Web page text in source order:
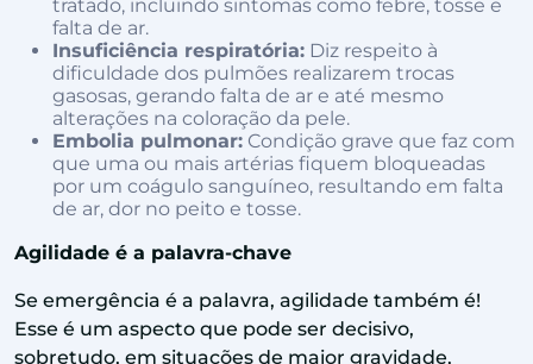
tratado, incluindo sintomas como febre, tosse e
falta de ar.
Insuficiência respiratória: Diz respeito à
dificuldade dos pulmões realizarem trocas
gasosas, gerando falta de ar e até mesmo
alterações na coloração da pele.
Embolia pulmonar: Condição grave que faz com
que uma ou mais artérias fiquem bloqueadas
por um coágulo sanguíneo, resultando em falta
de ar, dor no peito e tosse.
Agilidade é a palavra-chave
Se emergência é a palavra, agilidade também é!
Esse é um aspecto que pode ser decisivo,
sobretudo, em situações de maior gravidade,